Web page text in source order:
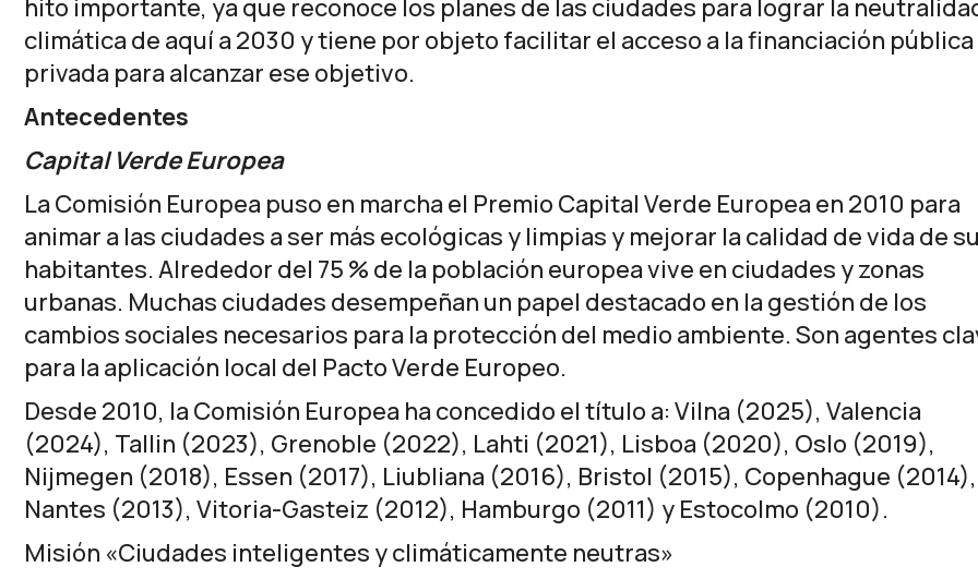
hito importante, ya que reconoce los planes de las ciudades para lograr la
climática de aquí a 2030 y tiene por objeto facilitar el acceso a la financiación pública
privada para alcanzar ese objetivo.
Antecedentes
Capital Verde Europea
La Comisión Europea puso en marcha el Premio Capital Verde Europea en 2010 para
animar a las ciudades a ser más ecológicas y limpias y mejorar la calidad de vida de
habitantes. Alrededor del 75 % de la población europea vive en ciudades y zonas
urbanas. Muchas ciudades desempeñan un papel destacado en la gestión de los
cambios sociales necesarios para la protección del medio ambiente. Son agentes
para la aplicación local del Pacto Verde Europeo.
Desde 2010, la Comisión Europea ha concedido el título a: Vilna (2025), Valencia
(2024), Tallin (2023), Grenoble (2022), Lahti (2021), Lisboa (2020), Oslo (2019),
Nijmegen (2018), Essen (2017), Liubliana (2016), Bristol (2015), Copenhague (2014),
Nantes (2013), Vitoria-Gasteiz (2012), Hamburgo (2011) y Estocolmo (2010).
Misión «Ciudades inteligentes y climáticamente neutras»